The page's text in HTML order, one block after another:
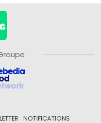
NOTIFICATIONS